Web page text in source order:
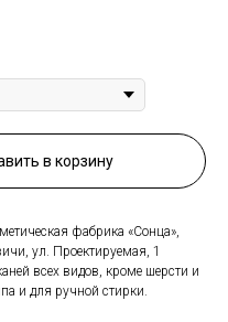
в корзину
фабрика «Сонца»,
ул. Проектируемая, 1
всех видов, кроме шерсти и
и для ручной стирки.